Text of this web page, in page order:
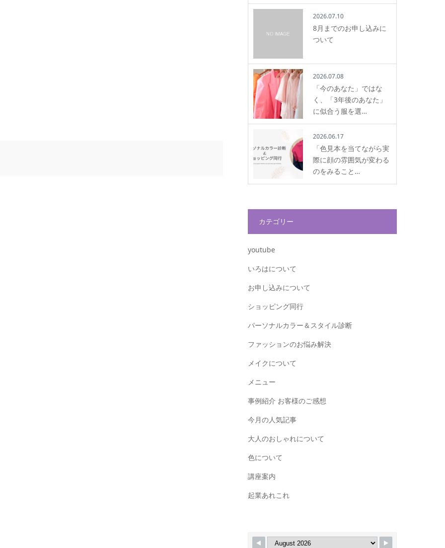
2026.07.10
8月までのお申し込みに
ついて
2026.07.08
「今のあなた」ではな
く、「3年後のあなた」
に似合う服を選…
2026.06.17
「色見本を当てながら実
際に顔の雰囲気が変わる
のをみること…
カテゴリー
youtube
いろはについて
お申し込みについて
ショッピング同行
パーソナルカラー＆スタイル診断
ファッションのお悩み解決
メイクについて
メニュー
事例紹介 お客様のご感想
今月の人気記事
大人のおしゃれについて
色について
講座案内
起業あれこれ